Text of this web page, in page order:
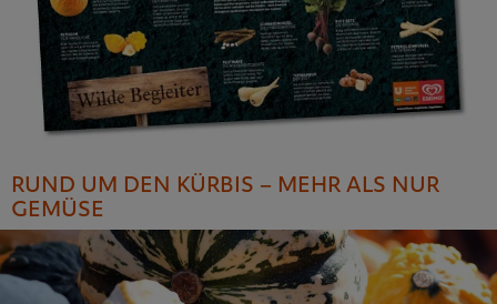
RUND UM DEN KÜRBIS – MEHR ALS NUR
GEMÜSE